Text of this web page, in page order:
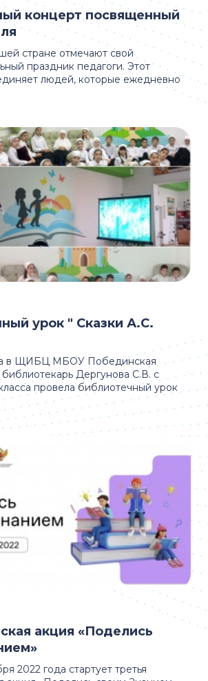
стране отмечают свой
праздник педагоги. Этот
людей, которые ежедневно
концерт посвященный
в ЩИБЦ МБОУ Побединская
Дергунова С.В. с
провела библиотечный урок
урок " Сказки А.С.
2022 года стартует третья
акция «Поделись